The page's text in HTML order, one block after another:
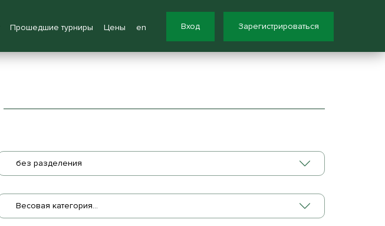
Прошедшие турниры Цены en Вход Зарегистрироваться
без разделения
Весовая категория...